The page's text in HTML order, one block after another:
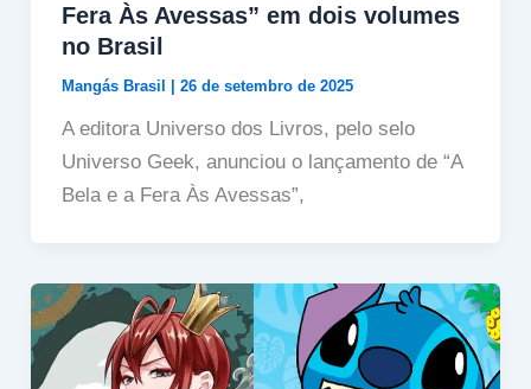
Fera Às Avessas” em dois volumes
no Brasil
Mangás Brasil 26 de setembro de 2025
A editora Universo dos Livros, pelo selo
Universo Geek, anunciou o lançamento de “A
Bela e a Fera Às Avessas”,